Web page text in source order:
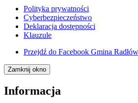
Polityka prywatności
Cyberbezpieczeństwo
Deklaracja dostępności
Klauzule
Przejdź do Facebook Gmina Radłów
Zamknij okno
Informacja